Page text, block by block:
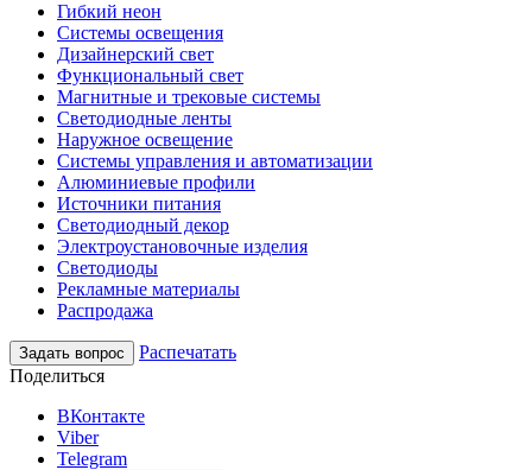
Гибкий неон
Системы освещения
Дизайнерский свет
Функциональный свет
Магнитные и трековые системы
Светодиодные ленты
Наружное освещение
Системы управления и автоматизации
Алюминиевые профили
Источники питания
Светодиодный декор
Электроустановочные изделия
Светодиоды
Рекламные материалы
Распродажа
Задать вопрос
Распечатать
Поделиться
ВКонтакте
Viber
Telegram